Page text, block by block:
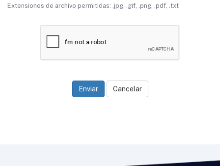
Extensiones de archivo permitidas: .jpg, .gif, .png, .pdf, .txt
Cancelar